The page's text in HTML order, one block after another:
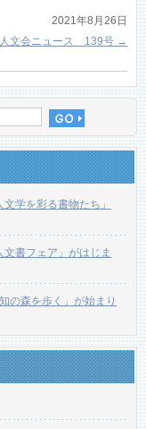
2021年8月26日
人文会ニュース 139号 →
学を彩る書物たち」
書フェア」がはじま
の森を歩く」が始まり